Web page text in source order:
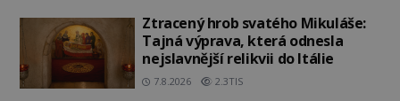
Ztracený hrob svatého Mikuláše:
Tajná výprava, která odnesla
nejslavnější relikvii do Itálie
7.8.2026 2.3TIS